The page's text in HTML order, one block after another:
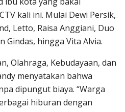
kali ini. Mulai Dewi Persik,
Letto, Raisa Anggiani, Duo
Gindas, hingga Vita Alvia.
Olahraga, Kebudayaan, dan
menyatakan bahwa
dipungut biaya. “Warga
hiburan dengan